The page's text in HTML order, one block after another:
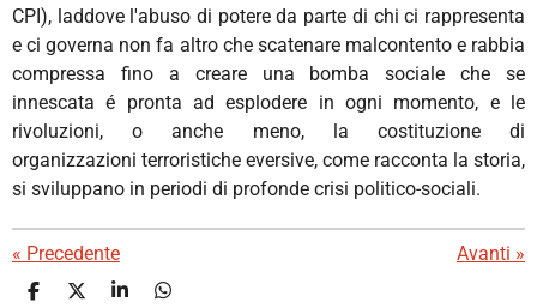
CPI), laddove l'abuso di potere da parte di chi ci rappresenta
e ci governa non fa altro che scatenare malcontento e rabbia
compressa fino a creare una bomba sociale che se
innescata é pronta ad esplodere in ogni momento, e le
rivoluzioni, o anche meno, la costituzione di
organizzazioni terroristiche eversive, come racconta la storia,
si sviluppano in periodi di profonde crisi politico-sociali.
« Precedente Avanti »
C
C
C
C